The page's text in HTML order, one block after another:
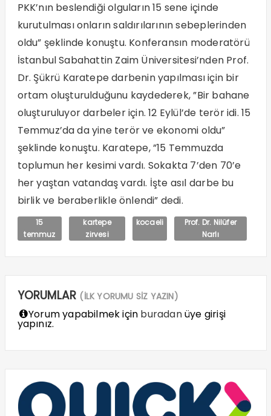
PKK’nın beslendiği olguların 15 sene içinde
kurutulması onların saldırılarının sebeplerinden
oldu” şeklinde konuştu. Konferansın moderatörü
İstanbul Sabahattin Zaim Üniversitesi’nden Prof.
Dr. Şükrü Karatepe darbenin yapılması için bir
ortam oluşturulduğunu kaydederek, ”Bir bahane
oluşturuluyor darbeler için. 12 Eylül’de terör idi. 15
Temmuz’da da yine terör ve ekonomi oldu”
şeklinde konuştu. Karatepe, ”15 Temmuzda
toplumun her kesimi vardı. Sokakta 7’den 70’e
her yaştan vatandaş vardı. İşte asıl darbe bu
birlik ve beraberlikle önlendi” dedi.
15
temmuz
kartepe
zirvesi
kocaeli
Prof. Dr. Nilüfer
Narlı
YORUMLAR (İLK YORUMU SİZ YAZIN)
Yorum yapabilmek için buradanüye girişi
yapınız.